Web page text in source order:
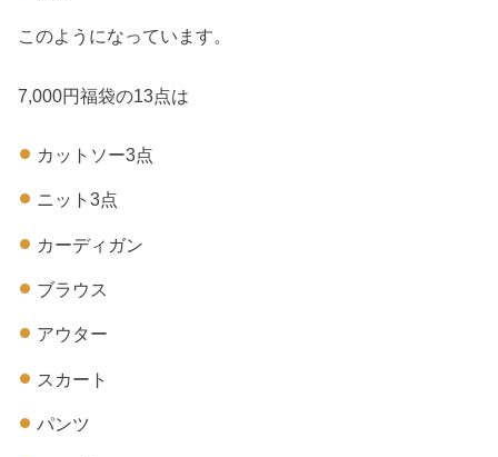
このようになっています。
7,000円福袋の13点は
カットソー3点
ニット3点
カーディガン
ブラウス
アウター
スカート
パンツ